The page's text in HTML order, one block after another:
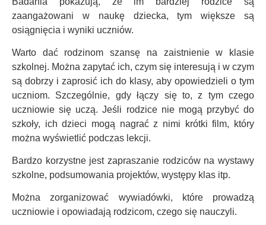
zaangażowani w naukę dziecka, tym większe są
osiągnięcia i wyniki uczniów.
Warto dać rodzinom szansę na zaistnienie w klasie
szkolnej. Można zapytać ich, czym się interesują i w czym
są dobrzy i zaprosić ich do klasy, aby opowiedzieli o tym
uczniom. Szczególnie, gdy łączy się to, z tym czego
uczniowie się uczą. Jeśli rodzice nie mogą przybyć do
szkoły, ich dzieci mogą nagrać z nimi krótki film, który
można wyświetlić podczas lekcji.
Bardzo korzystne jest zapraszanie rodziców na wystawy
szkolne, podsumowania projektów, występy klas itp.
Można zorganizować wywiadówki, które prowadzą
uczniowie i opowiadają rodzicom, czego się nauczyli.